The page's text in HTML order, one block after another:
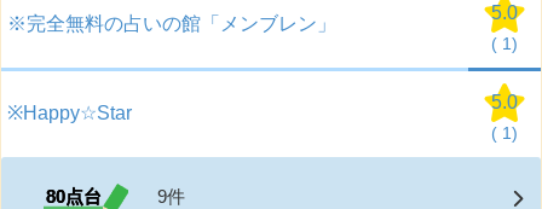
※完全無料の占いの館「メンブレン」
5.0
( 1)
※Happy☆Star
5.0
( 1)
80点台 9件